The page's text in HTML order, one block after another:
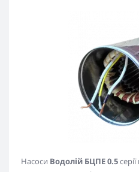
Насоси Водолій БЦПЕ 0.5